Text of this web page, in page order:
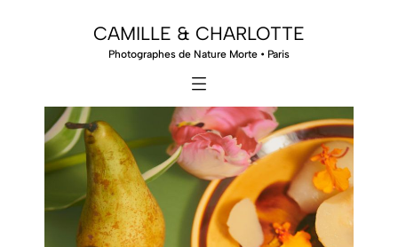
CAMILLE & CHARLOTTE
Photographes de Nature Morte • Paris